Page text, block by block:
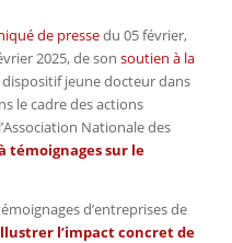
de pressedu 05 février,
2025, de son soutien à la
jeune docteur dans
le cadre des actions
Nationale des
témoignages sur le
d’entreprises de
l’impact concret de